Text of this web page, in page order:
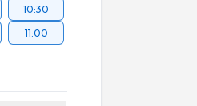
10:30
11:00